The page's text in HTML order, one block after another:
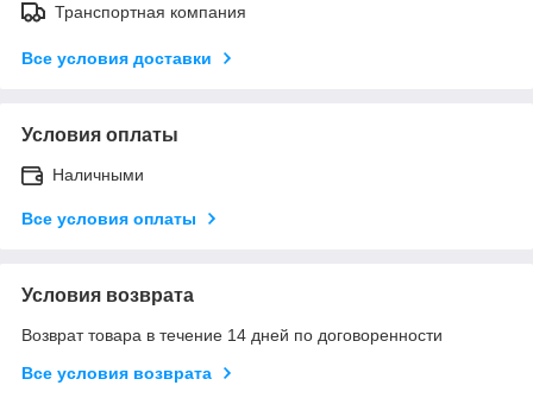
Транспортная компания
Все условия доставки
Условия оплаты
Наличными
Все условия оплаты
Условия возврата
Возврат товара в течение 14 дней по договоренности
Все условия возврата